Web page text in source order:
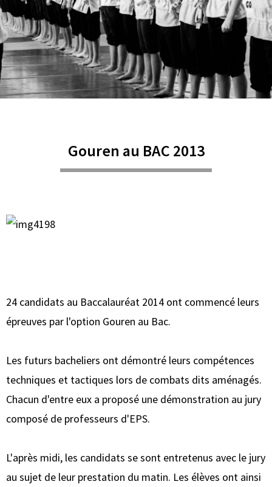
Gouren au BAC 2013
24 candidats au Baccalauréat 2014 ont commencé leurs
épreuves par l'option Gouren au Bac.
Les futurs bacheliers ont démontré leurs compétences
techniques et tactiques lors de combats dits aménagés.
Chacun d'entre eux a proposé une démonstration au jury
composé de professeurs d'EPS.
L'après midi, les candidats se sont entretenus avec le jury
au sujet de leur prestation du matin. Les élèves ont ainsi